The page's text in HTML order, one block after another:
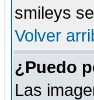
smileys
Volver
¿Puedo
Las